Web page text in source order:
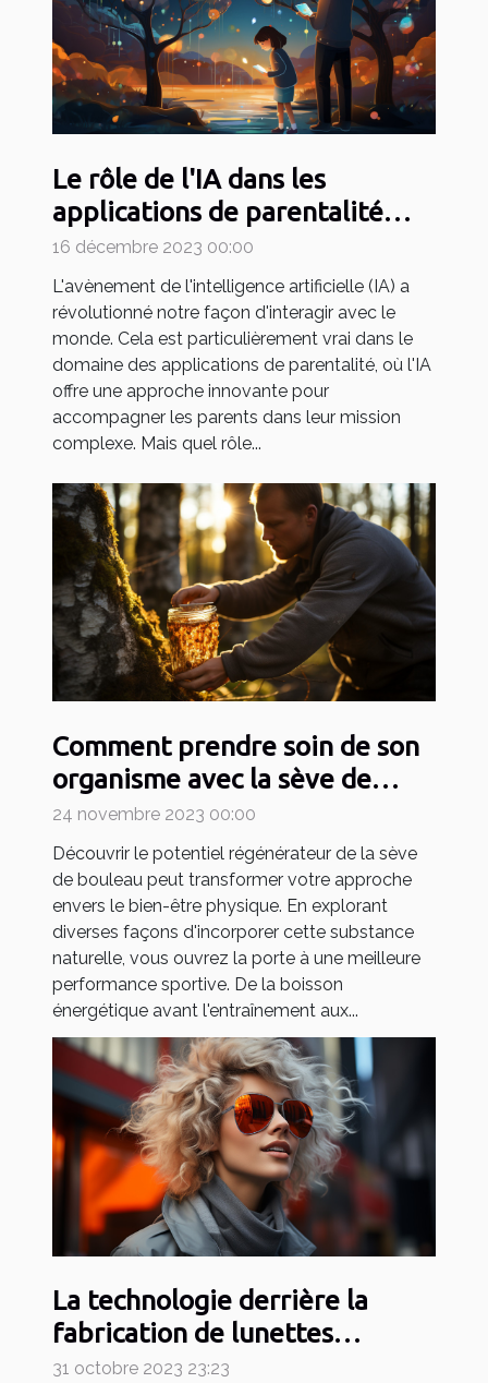
Le rôle de l'IA dans les
applications de parentalité
comme May
16 décembre 2023 00:00
L'avènement de l'intelligence artificielle (IA) a
révolutionné notre façon d'interagir avec le
monde. Cela est particulièrement vrai dans le
domaine des applications de parentalité, où l'IA
offre une approche innovante pour
accompagner les parents dans leur mission
complexe. Mais quel rôle...
Comment prendre soin de son
organisme avec la sève de
bouleau pour devenir un
sportif efficace ?
24 novembre 2023 00:00
Découvrir le potentiel régénérateur de la sève
de bouleau peut transformer votre approche
envers le bien-être physique. En explorant
diverses façons d'incorporer cette substance
naturelle, vous ouvrez la porte à une meilleure
performance sportive. De la boisson
énergétique avant l'entraînement aux...
La technologie derrière la
fabrication de lunettes
urbaines sophistiquées
31 octobre 2023 23:23